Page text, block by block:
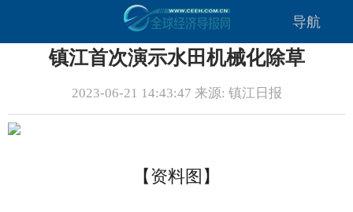
导航
镇江首次演示水田机械化除草
2023-06-21 14:43:47 来源: 镇江日报
【资料图】